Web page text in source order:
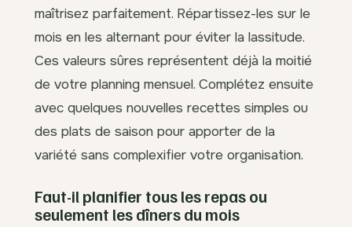
maîtrisez parfaitement. Répartissez-les sur le
mois en les alternant pour éviter la lassitude.
Ces valeurs sûres représentent déjà la moitié
de votre planning mensuel. Complétez ensuite
avec quelques nouvelles recettes simples ou
des plats de saison pour apporter de la
variété sans complexifier votre organisation.
Faut-il planifier tous les repas ou
seulement les dîners du mois